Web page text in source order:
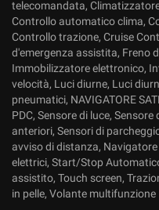
telecomandata,
Controllo automatico clima,
Controllo trazione, Cruise
d'emergenza assistita, Freno
Immobilizzatore elettronico,
velocità, Luci diurne, Luci
pneumatici, NAVIGATORE
PDC, Sensore di luce,
anteriori, Sensori di
avviso di distanza,
elettrici, Start/Stop
assistito, Touch screen,
in pelle, Volante multifunzione
Salva
le
impostazioni